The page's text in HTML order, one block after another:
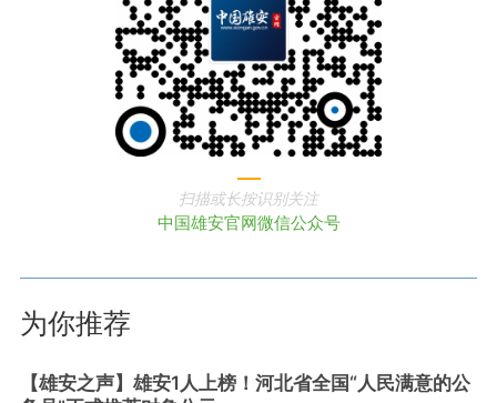
扫描或长按识别关注
中国雄安官网微信公众号
为你推荐
【雄安之声】雄安1人上榜！河北省全国“人民满意的公